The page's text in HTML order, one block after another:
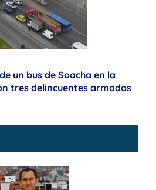
un bus de Soacha en la
tres delincuentes armados